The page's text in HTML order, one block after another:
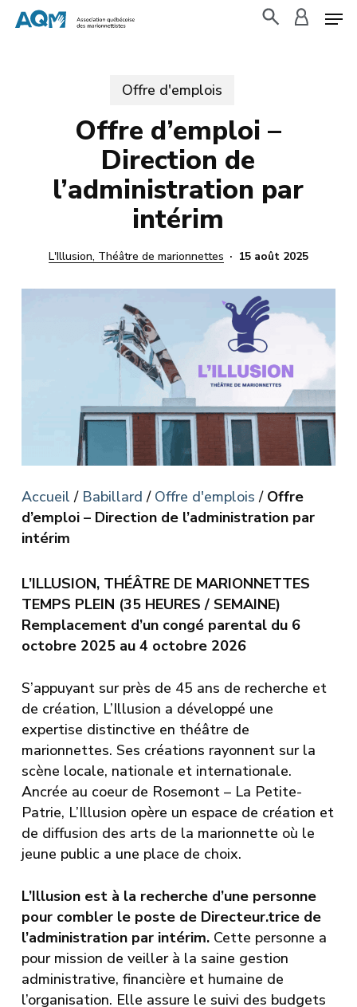
Skip
Offre d'emplois
Offre d’emploi –
Direction de
l’administration par
intérim
L'Illusion, Théâtre de marionnettes 15 août 2025
Accueil / Babillard / Offre d'emplois / Offre
d’emploi – Direction de l’administration par
intérim
L’ILLUSION, THÉÂTRE DE MARIONNETTES
TEMPS PLEIN (35 HEURES / SEMAINE)
Remplacement d’un congé parental du 6
octobre 2025 au 4 octobre 2026
S’appuyant sur près de 45 ans de recherche et
de création, L’Illusion a développé une
expertise distinctive en théâtre de
marionnettes. Ses créations rayonnent sur la
scène locale, nationale et internationale.
Ancrée au coeur de Rosemont – La Petite-
Patrie, L’Illusion opère un espace de création et
de diffusion des arts de la marionnette où le
jeune public a une place de choix.
L’Illusion est à la recherche d’une personne
pour combler le poste de Directeur.trice de
l’administration par intérim.Cette personne a
pour mission de veiller à la saine gestion
administrative, financière et humaine de
l’organisation. Elle assure le suivi des budgets